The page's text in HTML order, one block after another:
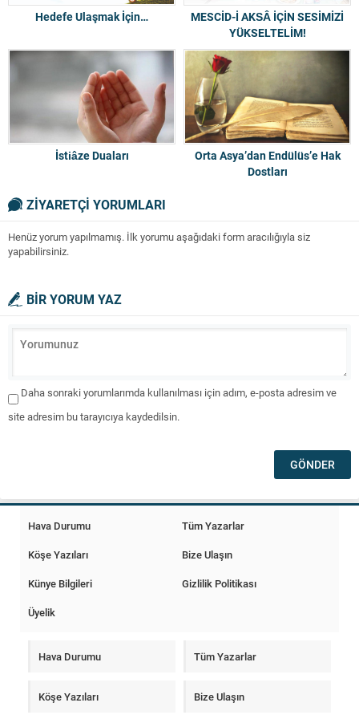
Hedefe Ulaşmak İçin…
MESCİD-İ AKSÂ İÇİN SESİMİZİ
YÜKSELTELİM!
İstiâze Duaları
Orta Asya’dan Endülüs’e Hak
Dostları
ZİYARETÇİ YORUMLARI
Henüz yorum yapılmamış. İlk yorumu aşağıdaki form aracılığıyla siz
yapabilirsiniz.
BİR YORUM YAZ
Daha sonraki yorumlarımda kullanılması için adım, e-posta adresim ve
site adresim bu tarayıcıya kaydedilsin.
Hava Durumu
Tüm Yazarlar
Köşe Yazıları
Bize Ulaşın
Künye Bilgileri
Gizlilik Politikası
Üyelik
Hava Durumu Tüm Yazarlar
Köşe Yazıları Bize Ulaşın